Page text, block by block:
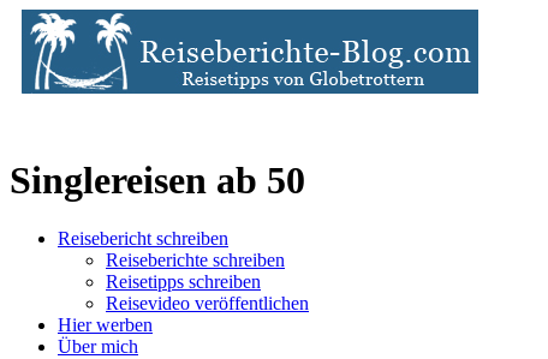
Singlereisen ab 50
Reisebericht schreiben
Reiseberichte schreiben
Reisetipps schreiben
Reisevideo veröffentlichen
Hier werben
Über mich